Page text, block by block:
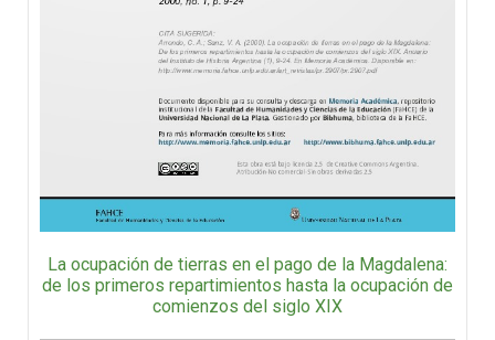
La ocupación de tierras en el pago de la Magdalena:
de los primeros repartimientos hasta la ocupación de
comienzos del siglo XIX